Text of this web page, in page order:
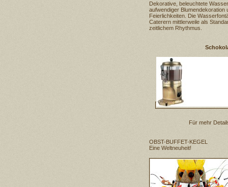
Dekorative, beleuchtete
aufwendiger
Feierlichkeiten. Die
Caterern mittlerweile als
zeitlichem Rhythmus.
Für mehr
OBST-BUFFET-KEGEL
Eine Weltneuheit!